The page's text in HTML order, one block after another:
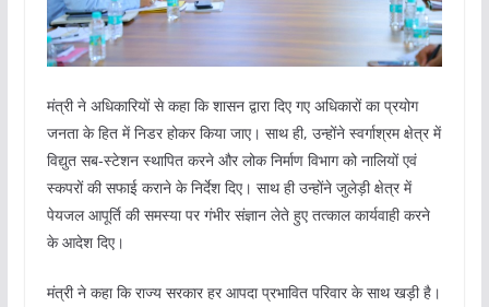
मंत्री ने अधिकारियों से कहा कि शासन द्वारा दिए गए अधिकारों का प्रयोग
जनता के हित में निडर होकर किया जाए। साथ ही, उन्होंने स्वर्गाश्रम क्षेत्र में
विद्युत सब-स्टेशन स्थापित करने और लोक निर्माण विभाग को नालियों एवं
स्कपरों की सफाई कराने के निर्देश दिए। साथ ही उन्होंने जुलेड़ी क्षेत्र में
पेयजल आपूर्ति की समस्या पर गंभीर संज्ञान लेते हुए तत्काल कार्यवाही करने
के आदेश दिए।
मंत्री ने कहा कि राज्य सरकार हर आपदा प्रभावित परिवार के साथ खड़ी है।